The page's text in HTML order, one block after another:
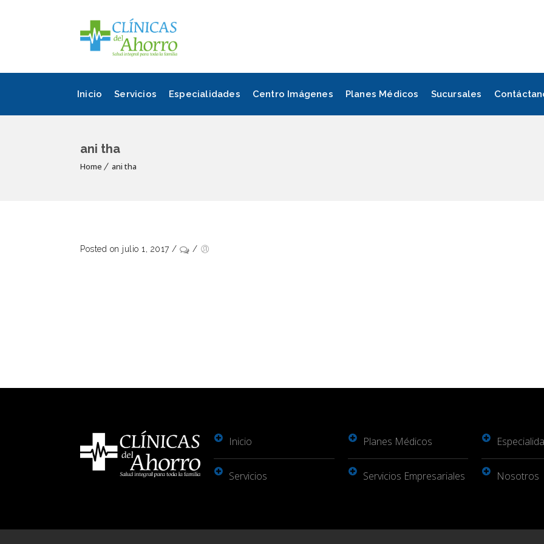
Inicio Servicios Especialidades Centro Imágenes Planes Médicos Sucursales
ani tha
Home ani tha
Posted on julio 1, 2017 / /
Inicio
Servicios
Planes Médicos
Servicios Empresariales Nosotros